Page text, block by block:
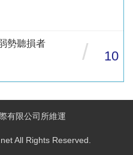
勢聽損者
/ 10
有限公司所維運
All Rights Reserved.